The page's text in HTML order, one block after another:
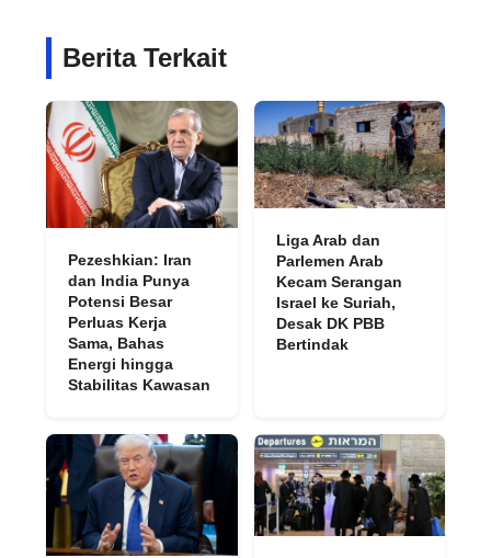
Berita Terkait
Pezeshkian: Iran
dan India Punya
Potensi Besar
Perluas Kerja
Sama, Bahas
Energi hingga
Stabilitas Kawasan
Liga Arab dan
Parlemen Arab
Kecam Serangan
Israel ke Suriah,
Desak DK PBB
Bertindak